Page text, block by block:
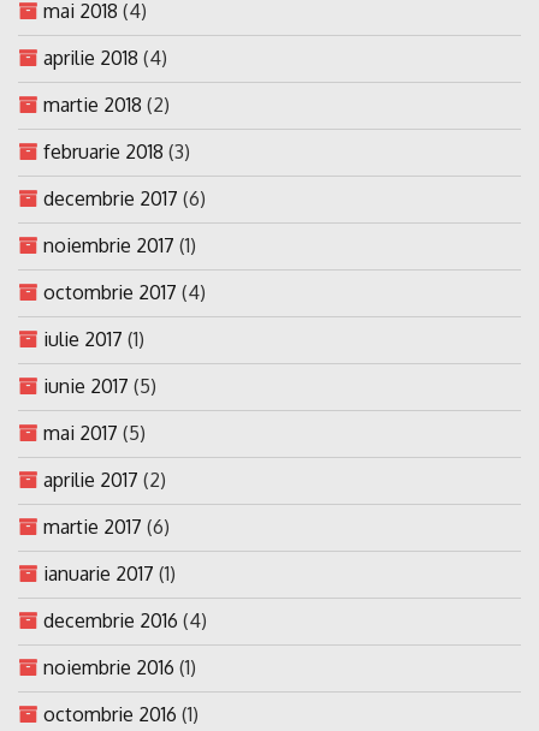
mai 2018 (4)
aprilie 2018 (4)
martie 2018 (2)
februarie 2018 (3)
decembrie 2017 (6)
noiembrie 2017 (1)
octombrie 2017 (4)
iulie 2017 (1)
iunie 2017 (5)
mai 2017 (5)
aprilie 2017 (2)
martie 2017 (6)
ianuarie 2017 (1)
decembrie 2016 (4)
noiembrie 2016 (1)
octombrie 2016 (1)